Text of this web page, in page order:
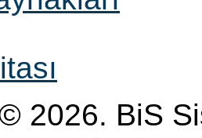
2026. BiS